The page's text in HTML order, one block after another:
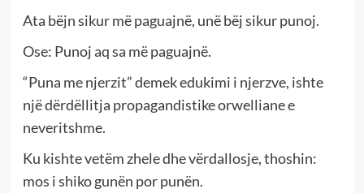
Ata bëjn sikur më paguajnë, unë bëj sikur punoj.
Ose: Punoj aq sa më paguajnë.
“Puna me njerzit” demek edukimi i njerzve, ishte
një dërdëllitja propagandistike orwelliane e
neveritshme.
Ku kishte vetëm zhele dhe vërdallosje, thoshin:
mos i shiko gunën por punën.